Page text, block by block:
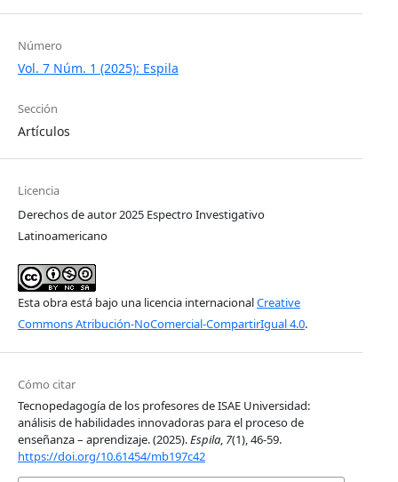
Número
Vol. 7 Núm. 1 (2025): Espila
Sección
Artículos
Licencia
Derechos de autor 2025 Espectro Investigativo
Latinoamericano
Esta obra está bajo una licencia internacionalCreative
Commons Atribución-NoComercial-CompartirIgual 4.0.
Cómo citar
Tecnopedagogía de los profesores de ISAE Universidad:
análisis de habilidades innovadoras para el proceso de
enseñanza – aprendizaje. (2025).Espila, 7(1), 46-59.
https://doi.org/10.61454/mb197c42